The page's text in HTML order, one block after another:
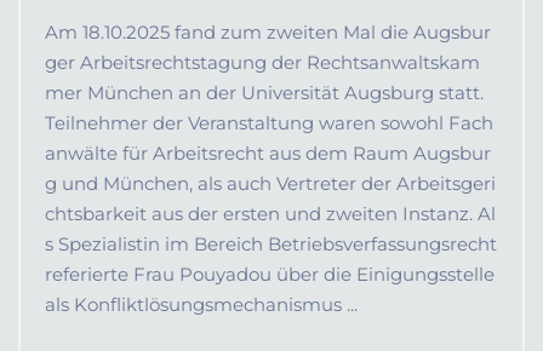
Am 18.10.2025 fand zum zweiten Mal die Augsbur
ger Arbeitsrechtstagung der Rechtsanwaltskam
mer München an der Universität Augsburg statt.
Teilnehmer der Veranstaltung waren sowohl Fach
anwälte für Arbeitsrecht aus dem Raum Augsbur
g und München, als auch Vertreter der Arbeitsgeri
chtsbarkeit aus der ersten und zweiten Instanz. Al
s Spezialistin im Bereich Betriebsverfassungsrecht
referierte Frau Pouyadou über die Einigungsstelle
als Konfliktlösungsmechanismus ...